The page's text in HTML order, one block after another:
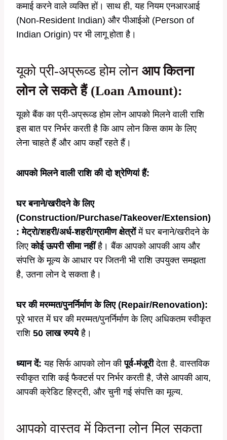
कमाई करने वाले व्यक्ति हों। साथ ही, यह नियम एनआरआई
(Non-Resident Indian) और पीआईओ (Person of
Indian Origin) पर भी लागू होता है।
यूको प्री-अप्रूव्ड होम लोन आप कितना
लोन ले सकते हैं (Loan Amount):
यूको बैंक का प्री-अप्रूव्ड होम लोन आपको मिलने वाली राशि
इस बात पर निर्भर करती है कि आप लोन किस काम के लिए
लेना चाहते हैं और आप कहाँ रहते हैं।
आपको मिलने वाली राशि की दो श्रेणियां हैं:
घर बनाने/खरीदने के लिए
(Construction/Purchase/Takeover/Extension)
: मेट्रो/शहरी/अर्ध-शहरी/ग्रामीण क्षेत्रोंमें घर बनाने/खरीदने के
लिएकोई ऊपरी सीमा नहींहै। बैंक आपको आपकी आय और
संपत्ति के मूल्य के आधार पर जितनी भी राशि उपयुक्त समझता
है, उतना लोन दे सकता है।
घर की मरम्मत/पुनर्निर्माण के लिए (Repair/Renovation):
पूरे भारत में घर की मरम्मत/पुनर्निर्माण के लिए अधिकतम स्वीकृत
राशि 50 लाख रुपयेहै।
ध्यान दें: यह सिर्फ आपको लोन कीपूर्व-मंजूरीदेता है. वास्तविक
स्वीकृत राशि कई फैक्टर्स पर निर्भर करती है, जैसे आपकी आय,
आपकी क्रेडिट हिस्ट्री, और चुनी गई संपत्ति का मूल्य.
आपको वास्तव में कितना लोन मिल सकता